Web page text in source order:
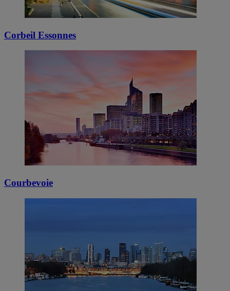
Corbeil Essonnes
Courbevoie